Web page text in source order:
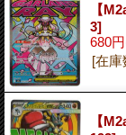
【
3]
680円
[在庫
【